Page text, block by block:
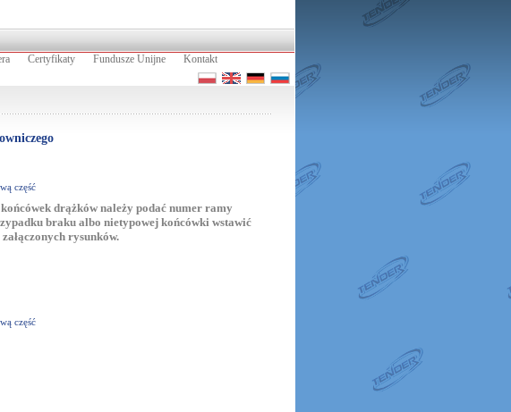
Certyfikaty Fundusze Unijne Kontakt
część
drążków należy podać numer ramy
braku albo nietypowej końcówki wstawić
rysunków.
część